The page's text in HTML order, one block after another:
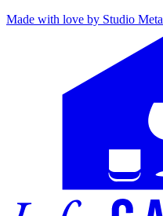
Made with love by Studio Meta